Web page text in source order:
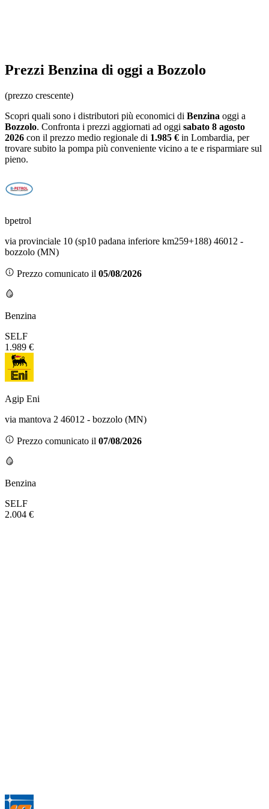
Prezzi Benzina di oggi a Bozzolo
(prezzo crescente)
Scopri quali sono i distributori più economici di Benzina oggi a
Bozzolo. Confronta i prezzi aggiornati ad oggi sabato 8 agosto
2026 con il prezzo medio regionale di 1.985 € in Lombardia, per
trovare subito la pompa più conveniente vicino a te e risparmiare sul
pieno.
bpetrol
via provinciale 10 (sp10 padana inferiore km259+188) 46012 -
bozzolo (MN)
Prezzo comunicato il 05/08/2026
Benzina
SELF
1.989 €
Agip Eni
via mantova 2 46012 - bozzolo (MN)
Prezzo comunicato il 07/08/2026
Benzina
SELF
2.004 €